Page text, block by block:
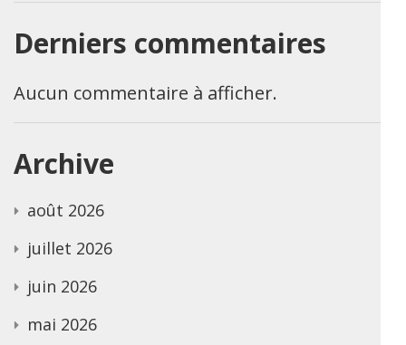
Derniers commentaires
Aucun commentaire à afficher.
Archive
août 2026
juillet 2026
juin 2026
mai 2026